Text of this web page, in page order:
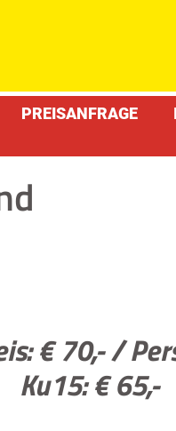
PREISANFRAGE
€ 70,- /
Ku15: € 65,-